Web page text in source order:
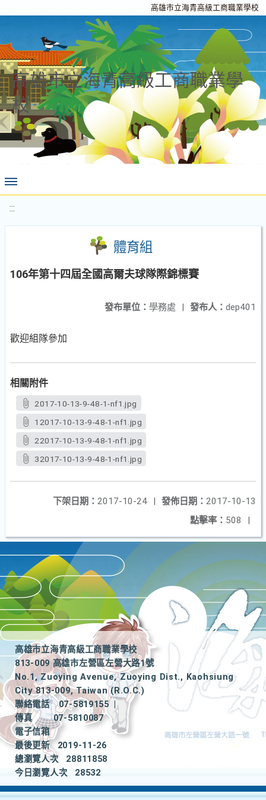
高雄市立海青高級工商職業學校
高雄市立海青高級工商職業學
校
:::
體育組
106年第十四屆全國高爾夫球隊際錦標賽
發布人： dep401
發布單位： 學務處 |
歡迎組隊參加
相關附件
2017-10-13-9-48-1-nf1.jpg
12017-10-13-9-48-1-nf1.jpg
22017-10-13-9-48-1-nf1.jpg
32017-10-13-9-48-1-nf1.jpg
發佈日期： 2017-10-13
下架日期： 2017-10-24
|
點擊率： 508 |
高雄市立海青高級工商職業學校
813-009 高雄市左營區左營大路1號
No.1, Zuoying Avenue, Zuoying Dist., Kaohsiung
City 813-009, Taiwan (R.O.C.)
聯絡電話
07-5819155
|
傳真
07-5810087
電子信箱
最後更新
2019-11-26
總瀏覽人次
28811858
今日瀏覽人次
28532